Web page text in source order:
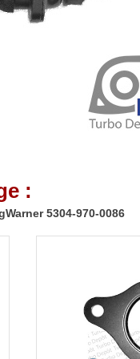
:
5304-970-0086